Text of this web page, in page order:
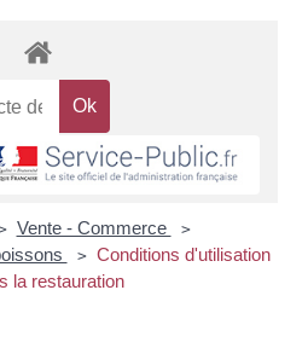
Vente - Commerce >
> Conditions d'utilisation
la restauration